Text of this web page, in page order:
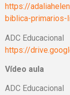
https://
biblica-primarios-
ADC Educacional
https://
Vídeo aula
ADC Educacional